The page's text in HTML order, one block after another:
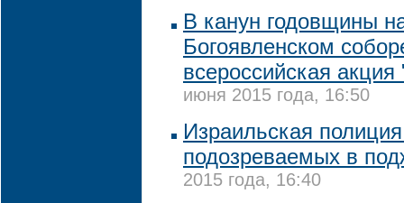
В канун годовщины
Богоявленском
всероссийская
июня 2015 года, 16:50
Израильская
подозреваемых в
2015 года, 16:40